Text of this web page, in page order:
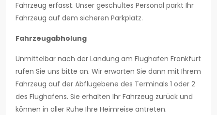
Fahrzeug erfasst. Unser geschultes Personal parkt Ihr
Fahrzeug auf dem sicheren Parkplatz.
Fahrzeugabholung
Unmittelbar nach der Landung am Flughafen Frankfurt
rufen Sie uns bitte an. Wir erwarten Sie dann mit Ihrem
Fahrzeug auf der Abflugebene des Terminals 1 oder 2
des Flughafens. Sie erhalten Ihr Fahrzeug zurück und
können in aller Ruhe Ihre Heimreise antreten.